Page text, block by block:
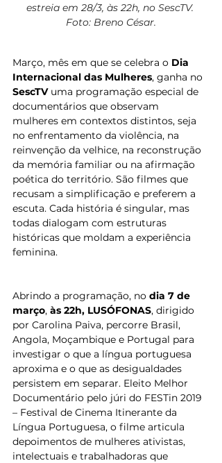
estreia em 28/3, às 22h, no SescTV.
Foto: Breno César.
Março, mês em que se celebra o Dia
Internacional das Mulheres, ganha no
SescTV uma programação especial de
documentários que observam
mulheres em contextos distintos, seja
no enfrentamento da violência, na
reinvenção da velhice, na reconstrução
da memória familiar ou na afirmação
poética do território. São filmes que
recusam a simplificação e preferem a
escuta. Cada história é singular, mas
todas dialogam com estruturas
históricas que moldam a experiência
feminina.
Abrindo a programação, no dia 7 de
março, às 22h, LUSÓFONAS, dirigido
por Carolina Paiva, percorre Brasil,
Angola, Moçambique e Portugal para
investigar o que a língua portuguesa
aproxima e o que as desigualdades
persistem em separar. Eleito Melhor
Documentário pelo júri do FESTin 2019
– Festival de Cinema Itinerante da
Língua Portuguesa, o filme articula
depoimentos de mulheres ativistas,
intelectuais e trabalhadoras que